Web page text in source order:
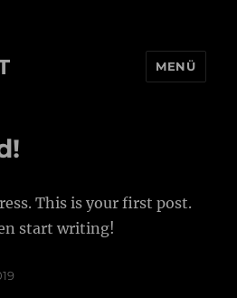
MENÜ
This is your first post.
start writing!